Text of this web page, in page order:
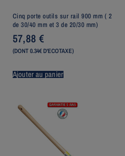
Cinq porte outils sur rail 900 mm ( 2
de 30/40 mm et 3 de 20/30 mm)
57,88 €
(DONT 0.34€ D'ECOTAXE)
Ajouter au panier